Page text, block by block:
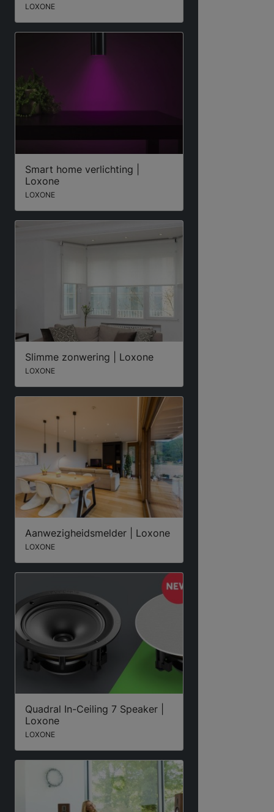
LOXONE
Smart home verlichting |
Loxone
LOXONE
Slimme zonwering | Loxone
LOXONE
Aanwezigheidsmelder | Loxone
LOXONE
Quadral In-Ceiling 7 Speaker |
Loxone
LOXONE